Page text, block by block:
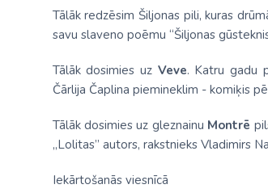
Tālāk redzēsim Šiljonas pili, kuras
savu slaveno poēmu “Šiljonas
Tālāk dosimies uz Veve. Katru gadu
Čārlija Čaplina piemineklim - komiķis
Tālāk dosimies uz gleznainu Montrē
„Lolitas” autors, rakstnieks Vladimirs
Iekārtošanās viesnīcā